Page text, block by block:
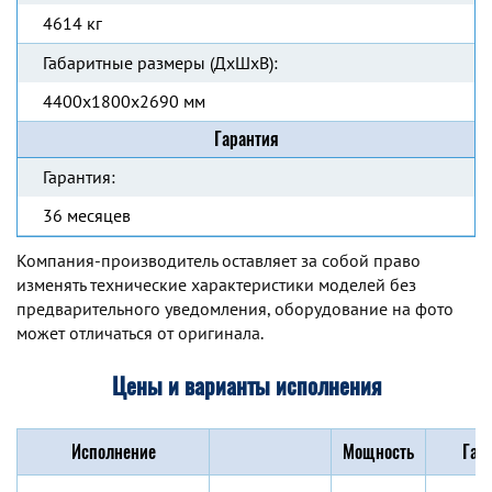
4614 кг
Габаритные размеры (ДхШхВ):
4400x1800x2690 мм
Гарантия
Гарантия:
36 месяцев
Компания-производитель оставляет за собой право
изменять технические характеристики моделей без
предварительного уведомления, оборудование на фото
может отличаться от оригинала.
Цены и варианты исполнения
Исполнение Мощность